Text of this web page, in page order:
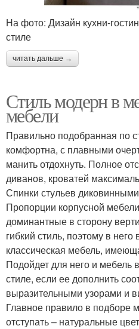
На фото: Дизайн кухни-
стиле
читать дальше →
Стиль модерн в
мебели
Правильно подобранная по
комфортна, с плавными
манить отдохнуть. Полное
диванов, кроватей
Спинки стульев
Пропорции корпусной
доминантные в сторону
гибкий стиль, поэтому в
классическая мебель,
Подойдет для него и мебель
стиле, если ее дополнить
выразительными узорами и
Главное правило в подборе
отступать – натуральные